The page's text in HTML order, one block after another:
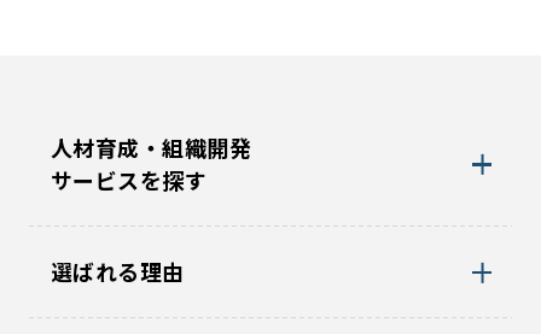
人材育成・組織開発
サービスを探す
選ばれる理由